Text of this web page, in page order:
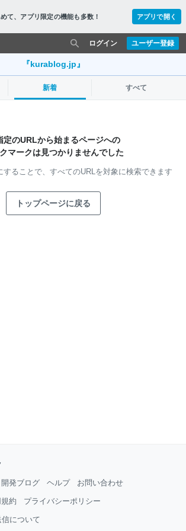
て、 アプリ限定の機能も多数！ アプリで開く
ユーザー登録
ログイン
『kurablog.jp』
新着 すべて
定のURLから始まるページへの
マークは見つかりませんでした
ることで、 すべてのURLを対象に検索できます
トップページに戻る
開発ブログ ヘルプ お問い合わせ
約 プライバシーポリシー
について